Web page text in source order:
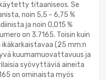
titaaniseos. Se
noin 5,5 - 6,75 %
ja noin 0,015 %
on 3.7165. Toisin kuin
(25 mm:n
kuumamuovattavuus ja
syövyttäviä aineita
on ominaista myös